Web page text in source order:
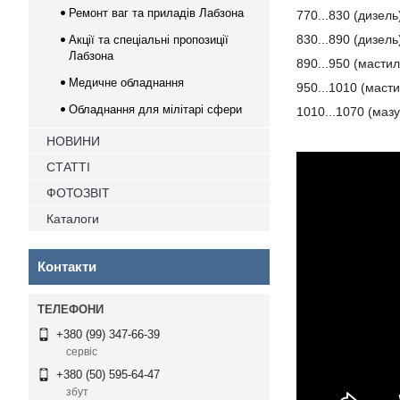
770...830
830...890
890...950
950...1010
1010...1070
Ремонт ваг та приладів Лабзона
Акції та спеціальні пропозиції
Лабзона
Медичне обладнання
Обладнання для мілітарі сфери
НОВИНИ
СТАТТІ
ФОТОЗВІТ
Каталоги
Контакти
+380 (99) 347-66-39
сервіс
+380 (50) 595-64-47
збут